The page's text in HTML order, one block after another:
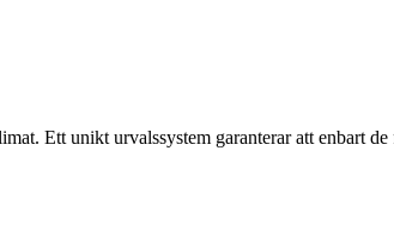
Ett unikt urvalssystem garanterar att enbart